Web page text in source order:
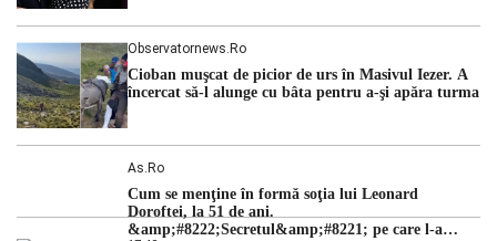
Observatornews.ro
Cioban muşcat de picior de urs în Masivul Iezer. A
încercat să-l alunge cu bâta pentru a-şi apăra turma
As.ro
Cum se menţine în formă soţia lui Leonard
Doroftei, la 51 de ani.
&amp;#8222;Secretul&amp;#8221; pe care l-a